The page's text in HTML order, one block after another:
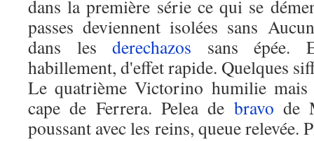
dans la première série ce qui se
passes deviennent isolées sans
dans lesderechazos sans épée.
habillement, d'effet rapide. Quelques
Le quatrième Victorino humilie mais
cape de Ferrera. Pelea de bravo de
poussant avec les reins, queue relevée.